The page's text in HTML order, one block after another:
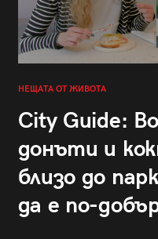
НЕЩАТА ОТ ЖИВОТА
City Guide:
донъти и
близо до
да е по-